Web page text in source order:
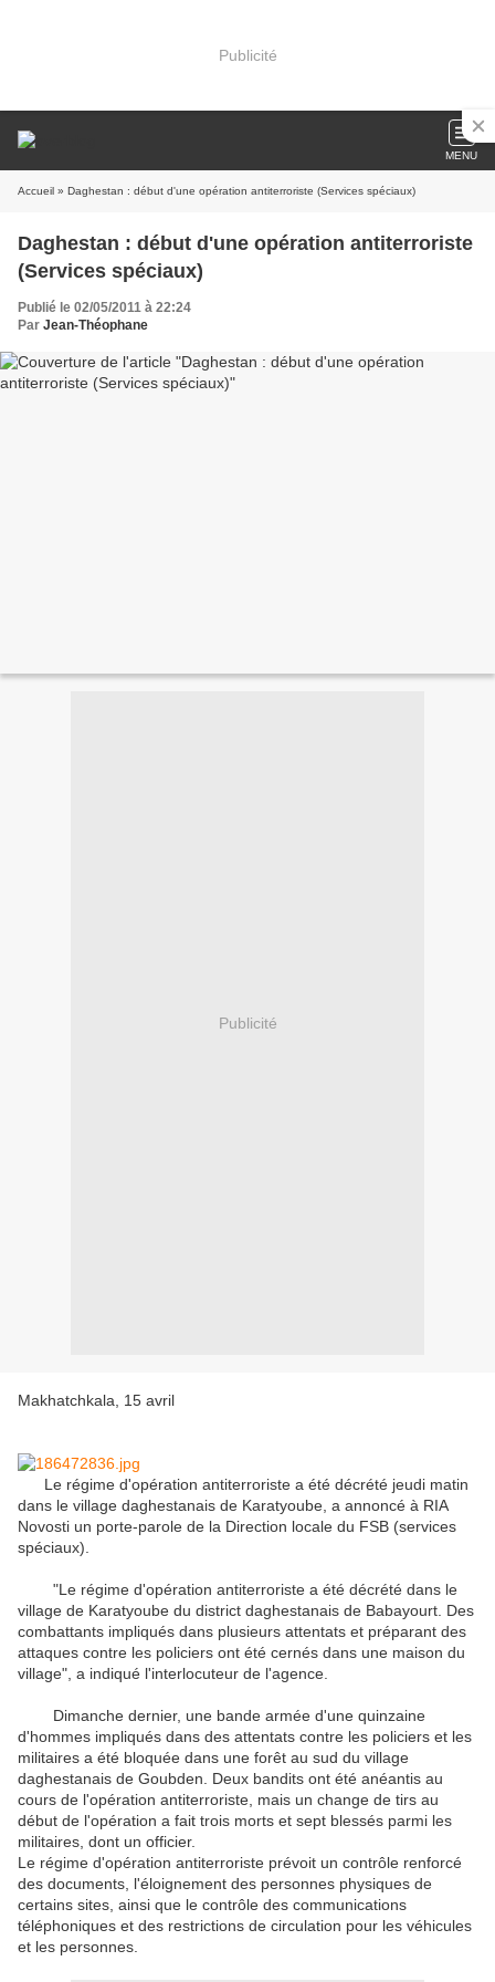
Publicité
MENU
Accueil » Daghestan : début d'une opération antiterroriste (Services spéciaux)
Daghestan : début d'une opération antiterroriste
(Services spéciaux)
Publié le 02/05/2011 à 22:24
Par Jean-Théophane
Publicité
Makhatchkala, 15 avril
Le régime d'opération antiterroriste a été décrété jeudi matin
dans le village daghestanais de Karatyoube, a annoncé à RIA
Novosti un porte-parole de la Direction locale du FSB (services
spéciaux).
"Le régime d'opération antiterroriste a été décrété dans le
village de Karatyoube du district daghestanais de Babayourt. Des
combattants impliqués dans plusieurs attentats et préparant des
attaques contre les policiers ont été cernés dans une maison du
village", a indiqué l'interlocuteur de l'agence.
Dimanche dernier, une bande armée d'une quinzaine
d'hommes impliqués dans des attentats contre les policiers et les
militaires a été bloquée dans une forêt au sud du village
daghestanais de Goubden. Deux bandits ont été anéantis au
cours de l'opération antiterroriste, mais un change de tirs au
début de l'opération a fait trois morts et sept blessés parmi les
militaires, dont un officier.
Le régime d'opération antiterroriste prévoit un contrôle renforcé
des documents, l'éloignement des personnes physiques de
certains sites, ainsi que le contrôle des communications
téléphoniques et des restrictions de circulation pour les véhicules
et les personnes.